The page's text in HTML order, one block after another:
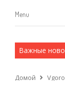
Menu
Menu
Важныеметоды.
Домой